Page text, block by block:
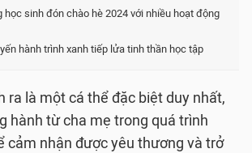
học sinh đón chào hè 2024 với nhiều hoạt động
hành trình xanh tiếp lửa tinh thần học tập
ra là một cá thể đặc biệt duy nhất,
hành từ cha mẹ trong quá trình
cảm nhận được yêu thương và trở